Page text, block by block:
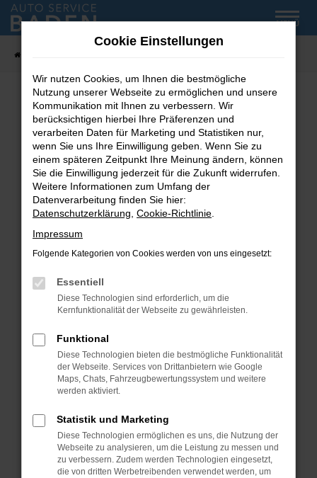
Zum
Hauptinhalt
MENÜ
Fehler: Network Error
Beim Laden ist ein Fehler aufgetreten.
Hier sind ein paar Tipps, die dir helfen können:
Überprüfe deine Firewall und deine
Internetverbindung.
Laden andere Webseiten, zum Beispiel deine
Suchmaschine?
Prüfe deine Browsererweiterungen.
können das Laden bestimmter Seiten
verhindern. Funktioniert die Seite in einem
Fenster?
Starte dein Gerät neu.
Das kann manchmal helfen, vorübergehende
Probleme zu beheben.
Betriebssystem auf dem neuesten Stand
sind.
Veraltete Software birgt nicht nur ein
Sicherheitsrisiko, sondern kann auch dazu
Cookie Einstellungen
Wir nutzen Cookies, um Ihnen die bestmögliche
Nutzung unserer Webseite zu ermöglichen und unsere
Kommunikation mit Ihnen zu verbessern. Wir
berücksichtigen hierbei Ihre Präferenzen und
verarbeiten Daten für Marketing und Statistiken nur,
wenn Sie uns Ihre Einwilligung geben. Wenn Sie zu
einem späteren Zeitpunkt Ihre Meinung ändern, können
Sie die Einwilligung jederzeit für die Zukunft widerrufen.
Weitere Informationen zum Umfang der
Datenverarbeitung finden Sie hier:
Datenschutzerklärung Cookie-Richtlinie
Impressum
Folgende Kategorien von Cookies werden von uns eingesetzt:
Essentiell
Diese Technologien sind erforderlich, um die
Kernfunktionalität der Webseite zu gewährleisten.
Funktional
Diese Technologien bieten die bestmögliche Funktionalität
der Webseite. Services von Drittanbietern wie Google
Maps, Chats, Fahrzeugbewertungssystem und weitere
werden aktiviert.
Statistik und Marketing
Diese Technologien ermöglichen es uns, die Nutzung der
Webseite zu analysieren, um die Leistung zu messen und
zu verbessern. Zudem werden Technologien eingesetzt,
die von dritten Werbetreibenden verwendet werden, um